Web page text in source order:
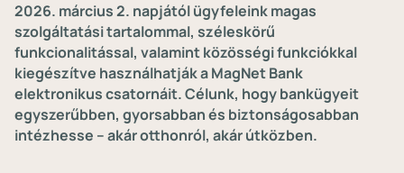
2026. március 2. napjától ügyfeleink magas
szolgáltatási tartalommal, széleskörű
funkcionalitással, valamint közösségi funkciókkal
kiegészítve használhatják a MagNet Bank
elektronikus csatornáit. Célunk, hogy bankügyeit
egyszerűbben, gyorsabban és biztonságosabban
intézhesse – akár otthonról, akár útközben.